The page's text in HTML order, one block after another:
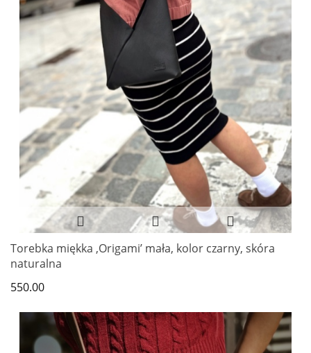
Torebka miękka ‚Origami’ mała, kolor czarny, skóra
naturalna
550.00